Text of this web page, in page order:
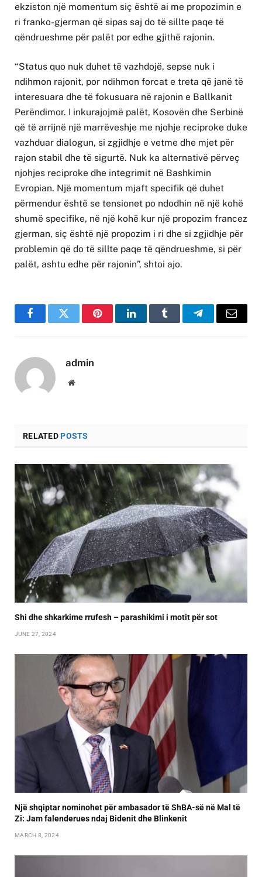
ekziston një momentum siç është ai me propozimin e
ri franko-gjerman që sipas saj do të sillte paqe të
qëndrueshme për palët por edhe gjithë rajonin.
“Status quo nuk duhet të vazhdojë, sepse nuk i
ndihmon rajonit, por ndihmon forcat e treta që janë të
interesuara dhe të fokusuara në rajonin e Ballkanit
Perëndimor. I inkurajojmë palët, Kosovën dhe Serbinë
që të arrijnë një marrëveshje me njohje reciproke duke
vazhduar dialogun, si zgjidhje e vetme dhe mjet për
rajon stabil dhe të sigurtë. Nuk ka alternativë përveç
njohjes reciproke dhe integrimit në Bashkimin
Evropian. Një momentum mjaft specifik që duhet
përmendur është se tensionet po ndodhin në një kohë
shumë specifike, në një kohë kur një propozim francez
gjerman, siç është një propozim i ri dhe si zgjidhje për
problemin që do të sillte paqe të qëndrueshme, si për
palët, ashtu edhe për rajonin”, shtoi ajo.
FacebookTwitter PinterestLinkedInTumblr TelegramEmail
admin
Website
RELATEDPOSTS
Shi dhe shkarkime rrufesh – parashikimi i motit për sot
JUNE 27, 2024
Një shqiptar nominohet për ambasador të ShBA-së në Mal të
Zi: Jam falenderues ndaj Bidenit dhe Blinkenit
MARCH 8, 2024